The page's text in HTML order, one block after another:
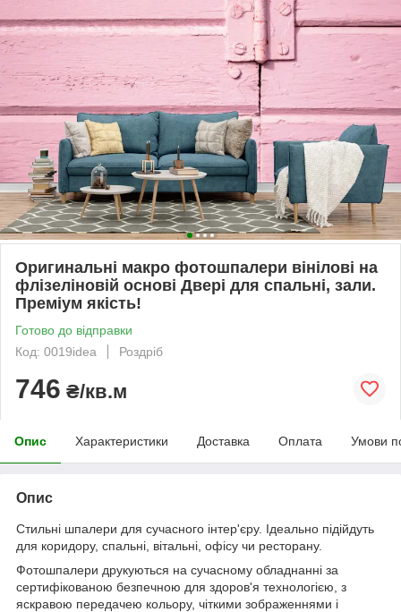
Оригинальні макро фотошпалери вінілові на
флізеліновій основі Двері для спальні, зали.
Преміум якість!
Готово до відправки
Код: 0019idea
Роздріб
746 ₴/кв.м
Опис Характеристики Доставка Оплата Умови
Опис
Стильні шпалери для сучасного інтер'єру. Ідеально підійдуть
для коридору, спальні, вітальні, офісу чи ресторану.
Фотошпалери друкуються на сучасному обладнанні за
сертифікованою безпечною для здоров'я технологією, з
яскравою передачею кольору, чіткими зображеннями і